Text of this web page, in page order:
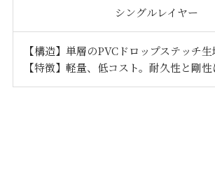
シングルレイヤー
【構造】単層のPVCドロップステッチ生
【特徴】軽量、低コスト。耐久性と剛性